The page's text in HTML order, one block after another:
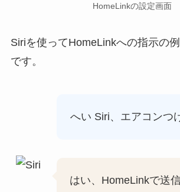
HomeLinkの設定画面
Siriを使ってHomeLinkへの指示の
です。
へい Siri、エアコンつ
はい、HomeLinkで送